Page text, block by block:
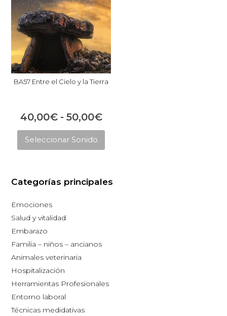
BA57 Entre el Cielo y la Tierra
40,00€ - 50,00€Rango
de
precios:
40,00€
Seleccionar Sonido
Este
variantes.
página
Categorías principales
Emociones
Salud y vitalidad
Embarazo
Familia – niños – ancianos
Animales veterinaria
Hospitalización
Herramientas Profesionales
Entorno laboral
Técnicas medidativas